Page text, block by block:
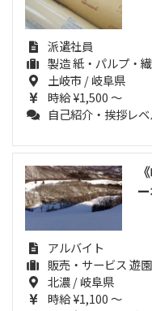
派遣社員
製造 紙・パルプ・
土岐市 / 岐阜県
時給 ¥1,500 ～
自己紹介・挨拶レベ
アルバイト
販売・サービス 遊
北濃 / 岐阜県
時給 ¥1,100 ～